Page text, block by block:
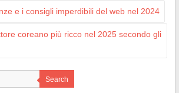
e i consigli imperdibili del web nel 2024
coreano più ricco nel 2025 secondo gli
Search